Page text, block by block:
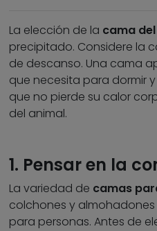
La elección de la cama
precipitado. Considere la
de descanso. Una cama
que necesita para dormir
que no pierde su calor
del animal.
1. Pensar en la
La variedad de camas
colchones y
para personas. Antes de